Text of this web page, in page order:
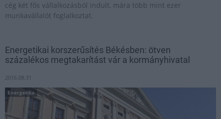
cég két fős vállalkozásból indult, mára több mint ezer
munkavállalót foglalkoztat.
Energetikai korszerűsítés Békésben: ötven
százalékos megtakarítást vár a kormányhivatal
2016.08.31
Energetika